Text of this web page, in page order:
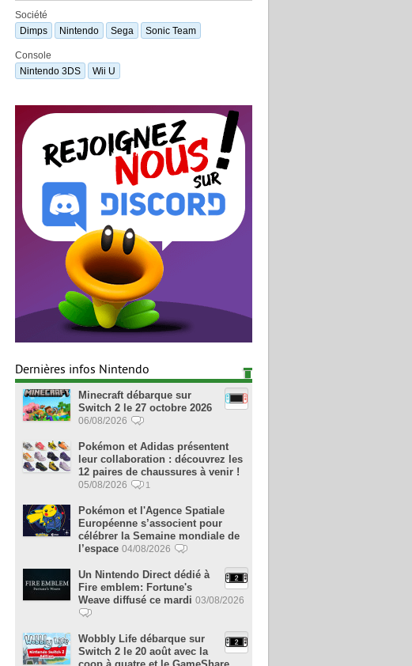
Société
Dimps
Nintendo Sega Sonic Team
Console
Nintendo 3DS
Wii U
Dernières infos Nintendo
Minecraft débarque sur
Switch 2 le 27 octobre 2026
06/08/2026
Pokémon et Adidas présentent
leur collaboration : découvrez les
12 paires de chaussures à venir !
05/08/2026 1
Pokémon et l'Agence Spatiale
Européenne s’associent pour
célébrer la Semaine mondiale de
l’espace 04/08/2026
Un Nintendo Direct dédié à
Fire emblem: Fortune's
Weave diffusé ce mardi 03/08/2026
Wobbly Life débarque sur
Switch 2 le 20 août avec la